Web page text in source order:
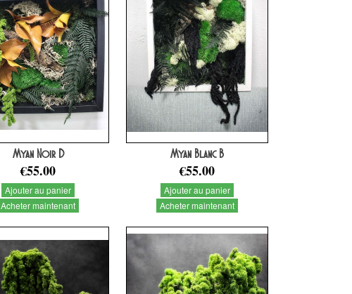
Myan Noir D
€55.00
Ajouter au panier
Acheter maintenant
Myan Blanc B
€55.00
Ajouter au panier
Acheter maintenant